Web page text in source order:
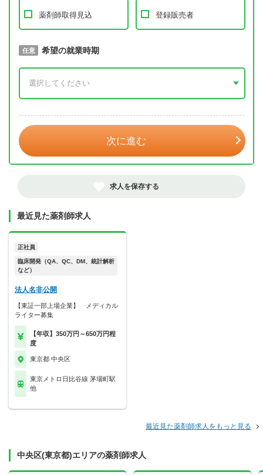
薬剤師取得見込 登録販売者
必須 取得予定年
任意 希望の就業時期
次に進む
求人を保存する
最近見た薬剤師求人
正社員
臨床開発（QA、QC、DM、統計解析
など）
法人名非公開
【東証一部上場企業】 メディカル
ライター募集
【年収】350万円～650万円程
度
東京都 中央区
東京メトロ日比谷線 茅場町駅
他
最近見た薬剤師求人をもっと見る
中央区(東京都)エリアの薬剤師求人